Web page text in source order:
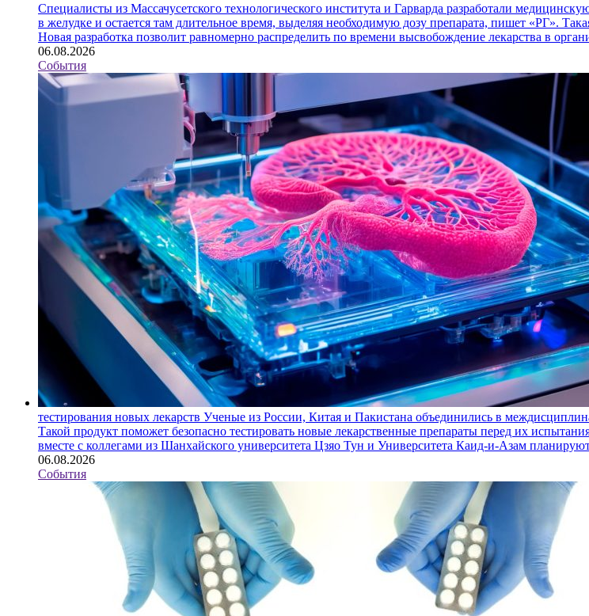
Специалисты из Массачусетского технологического института и Гарварда разработали
в желудке и остается там длительное время, выделяя необходимую дозу препарата, пишет «РГ».
Новая разработка позволит равномерно распределить по времени высвобождение лекарства в
06.08.2026
События
тестирования новых лекарств Ученые из России, Китая и Пакистана объединились в
Такой продукт поможет безопасно тестировать новые лекарственные препараты перед их
вместе с коллегами из Шанхайского университета Цзяо Тун и Университета Каид-и-Азам
06.08.2026
События